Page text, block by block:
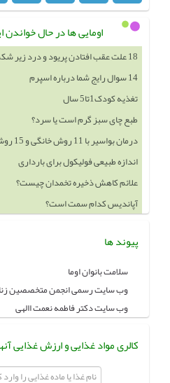
اومایی ها در حال
18 علت عقب افتادن پریود و درد زیر شکم
14 سوال رایج شما درباره اسپرم
تغذیه کودک1تا5 سال
طبع چای سبز گرم است یا سرد؟
درمان بواسیر با 11 روش خانگی و 15 روش طب سنتی
اندازه طبیعی فولیکول برای بارداری
علائم کاهش ذخیره تخمدان چیست؟
آپاندیس کدام سمت است؟
پیوند ها
سلامت بانوان اوما
وب سایت رسمی انجمن متخصصین
وب سایت دکتر فاطمه نعمت االهی
کالری مواد غذایی و ارزش غذایی